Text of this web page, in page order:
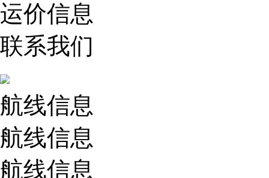
运价信息
联系我们
航线信息
航线信息
航线信息